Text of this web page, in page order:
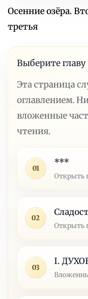
Осенние озёра.
третья
Выберите главу
Эта страница
оглавлением.
вложенные
чтения.
01
***
Открыть
02
Открыть
03
I.